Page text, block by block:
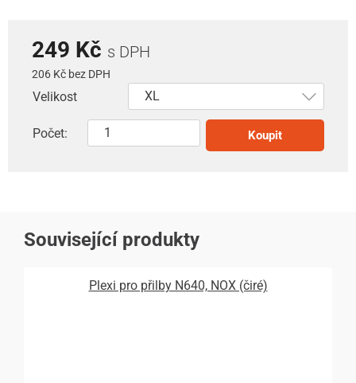
249 Kč s DPH
206 Kč bez DPH
Velikost
Počet: Koupit
Související produkty
Plexi pro přilby N640, NOX (čiré)